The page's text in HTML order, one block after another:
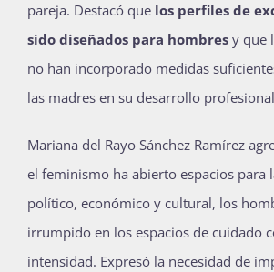
pareja. Destacó que los perfiles de
sido diseñados para hombres y que
no han incorporado medidas
las madres en su desarrollo
Mariana del Rayo Sánchez Ramírez
el feminismo ha abierto espacios para
político, económico y cultural, los
irrumpido en los espacios de cuidado
intensidad. Expresó la necesidad de